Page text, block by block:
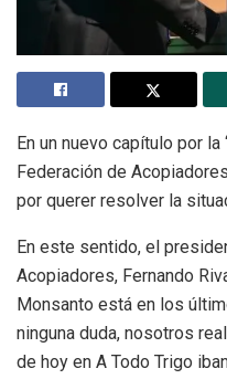
En un nuevo capítulo por la
Federación de
por querer resolver la
En este sentido, el
Acopiadores, Fernando
Monsanto está en los
ninguna duda, nosotros
de hoy en A Todo Trigo